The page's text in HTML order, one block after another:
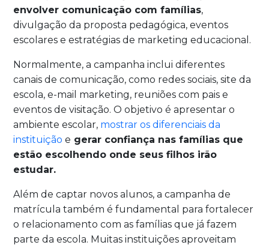
envolver comunicação com famílias,
divulgação da proposta pedagógica, eventos
escolares e estratégias de marketing educacional.
Normalmente, a campanha inclui diferentes
canais de comunicação, como redes sociais, site da
escola, e-mail marketing, reuniões com pais e
eventos de visitação. O objetivo é apresentar o
ambiente escolar, mostrar os diferenciais da
instituição e gerar confiança nas famílias que
estão escolhendo onde seus filhos irão
estudar.
Além de captar novos alunos, a campanha de
matrícula também é fundamental para fortalecer
o relacionamento com as famílias que já fazem
parte da escola. Muitas instituições aproveitam